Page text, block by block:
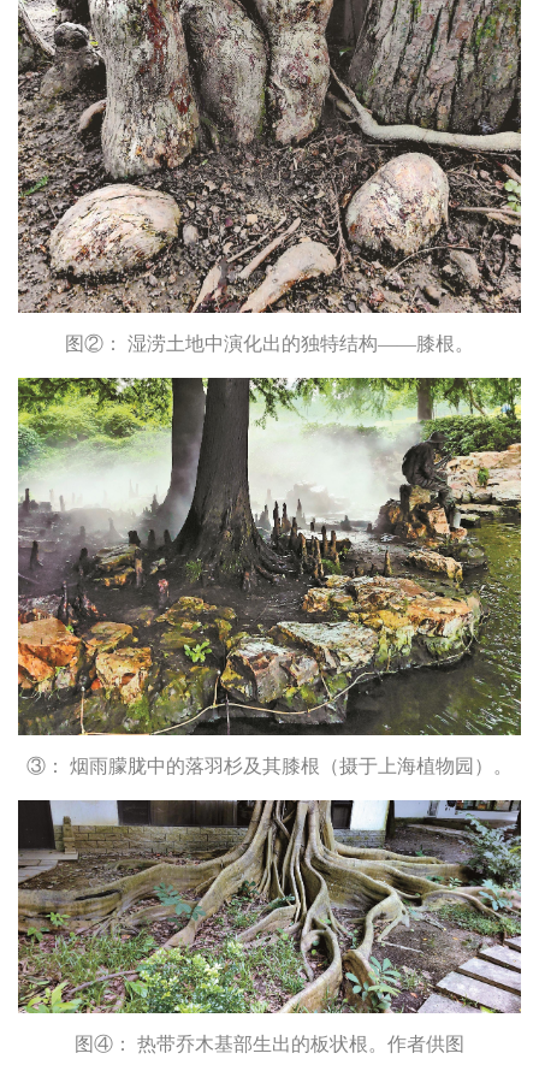
图②： 湿涝土地中演化出的独特结构——膝根。
③： 烟雨朦胧中的落羽杉及其膝根（摄于上海植物园）。
图④： 热带乔木基部生出的板状根。作者供图